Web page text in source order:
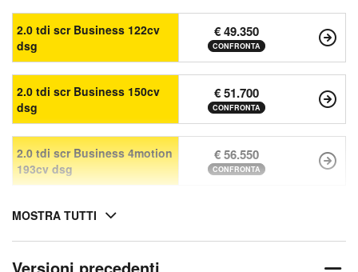
2.0 tdi scr Business 122cv
dsg
€ 49.350
CONFRONTA
2.0 tdi scr Business 150cv
dsg
€ 51.700
CONFRONTA
2.0 tdi scr Business 4motion
193cv dsg
€ 56.550
CONFRONTA
MOSTRA TUTTI